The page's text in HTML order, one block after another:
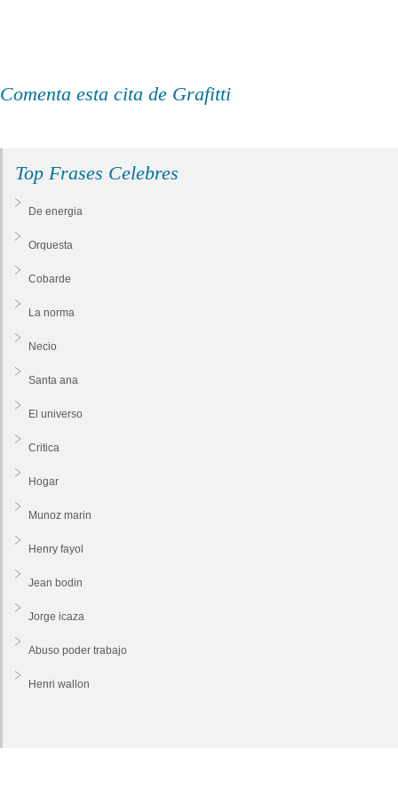
Comenta esta cita de Grafitti
Top Frases Celebres
De energia
Orquesta
Cobarde
La norma
Necio
Santa ana
El universo
Critica
Hogar
Munoz marin
Henry fayol
Jean bodin
Jorge icaza
Abuso poder trabajo
Henri wallon